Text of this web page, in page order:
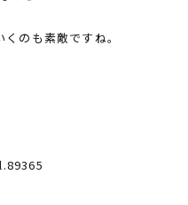
のも素敵ですね。